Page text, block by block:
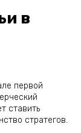
в
первой
ставить
стратегов.